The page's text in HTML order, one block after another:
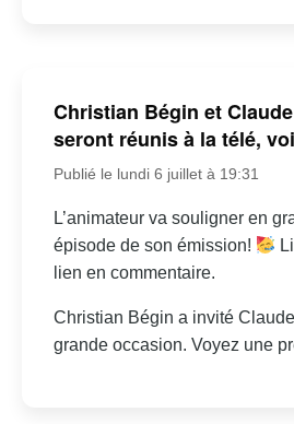
Christian Bégin et
seront réunis à la télé,
Publié le lundi 6 juillet à 19:31
L’animateur va souligner en
épisode de son émission!
lien en commentaire.
Christian Bégin a invité
grande occasion. Voyez une